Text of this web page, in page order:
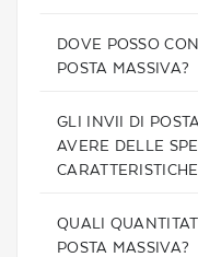
DOVE POSSO
POSTA MASSIVA?
GLI INVII DI
AVERE DELLE
QUALI
POSTA MASSIVA?